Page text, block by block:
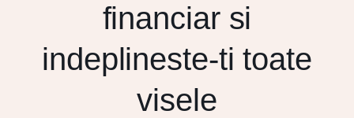
financiar si
indeplineste-ti toate
visele